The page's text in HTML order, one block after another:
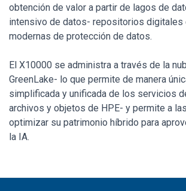
obtención de valor a partir de lagos de
intensivo de datos- repositorios digitales
modernas de protección de datos.
El X10000 se administra a través de la
GreenLake- lo que permite de manera
simplificada y unificada de los servicios
archivos y objetos de HPE- y permite a
optimizar su patrimonio híbrido para
la IA.